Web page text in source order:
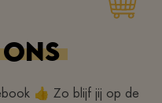
ONS
👍 Zo blijf jij op de